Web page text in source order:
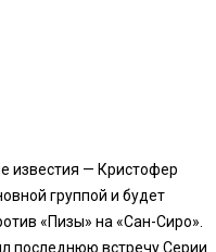
известия — Кристофер
группой и будет
«Пизы» на «Сан-Сиро».
последнюю встречу Серии